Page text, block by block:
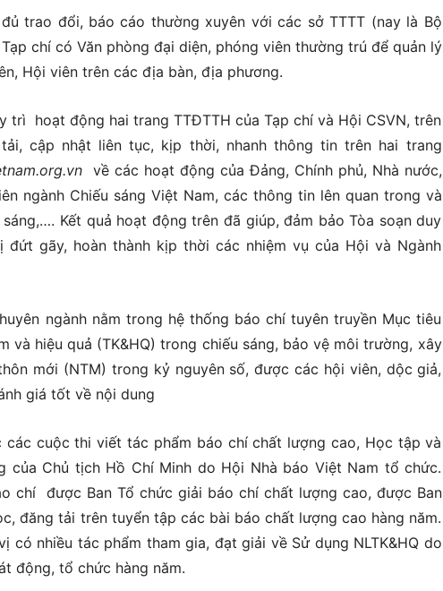
trao đổi, báo cáo thường xuyên với các sở TTTT (nay là Bộ
chí có Văn phòng đại diện, phóng viên thường trú để quản lý
Hội viên trên các địa bàn, địa phương.
trì hoạt động hai trang TTĐTTH của Tạp chí và Hội CSVN, trên
cập nhật liên tục, kịp thời, nhanh thông tin trên hai trang
về các hoạt động của Đảng, Chính phủ, Nhà nước,
ngành Chiếu sáng Việt Nam, các thông tin lên quan trong và
Kết quả hoạt động trên đã giúp, đảm bảo Tòa soạn duy
gãy, hoàn thành kịp thời các nhiệm vụ của Hội và Ngành
ngành nằm trong hệ thống báo chí tuyên truyền Mục tiêu
và hiệu quả (TK&HQ) trong chiếu sáng, bảo vệ môi trường, xây
mới (NTM) trong kỷ nguyên số, được các hội viên, dộc giả,
giá tốt về nội dung
các cuộc thi viết tác phẩm báo chí chất lượng cao, Học tập và
của Chủ tịch Hồ Chí Minh do Hội Nhà báo Việt Nam tổ chức.
chí được Ban Tổ chức giải báo chí chất lượng cao, được Ban
đăng tải trên tuyển tập các bài báo chất lượng cao hàng năm.
có nhiều tác phẩm tham gia, đạt giải về Sử dụng NLTK&HQ do
động, tổ chức hàng năm.